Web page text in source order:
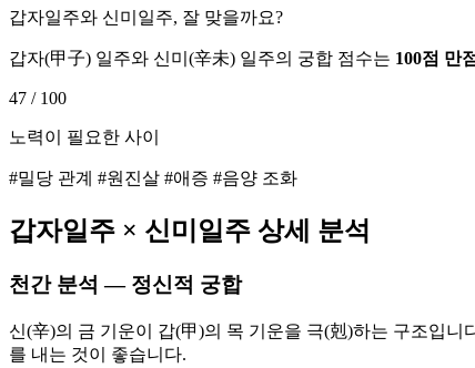
갑자일주와 신미일주, 잘 맞을까요?
갑자(甲子) 일주와 신미 (辛未) 일주의 궁합 점수는 100점 만
47 / 100
노력이 필요한 사이
#밀당 관계 #원진살 #애증 #음양 조화
갑자일주 × 신미 일주 상세 분석
천간 분석 — 정신적 궁합
신(辛)의 금 기운이 갑(甲)의 목 기운을 극(剋)하는 구조입
를 내는 것이 좋습니다.